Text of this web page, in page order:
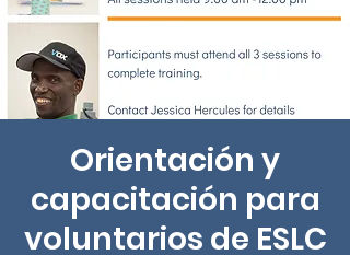
Orientación y
capacitación para
voluntarios de ESLC